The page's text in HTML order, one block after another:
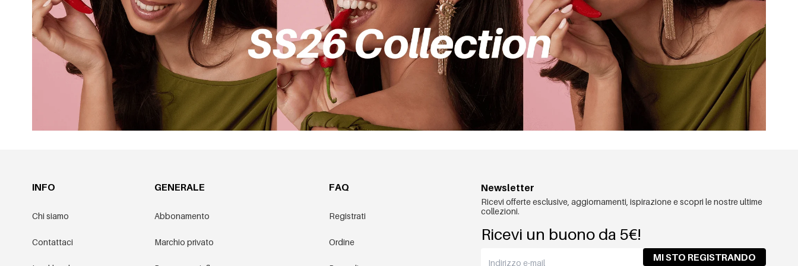
INFO
Chi siamo
Contattaci
GENERALE
Abbonamento
Marchio privato
FAQ
Registrati
Ordine
Newsletter
Ricevi offerte esclusive, aggiornamenti, ispirazione e scopri le nostre ultime
collezioni.
Ricevi un buono da 5€!
MI STO REGISTRANDO